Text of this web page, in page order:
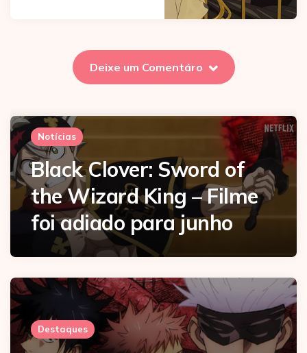
Deixe um Comentáro
Notícias
Black Clover: Sword of
the Wizard King – Filme
foi adiado para junho
Destaques